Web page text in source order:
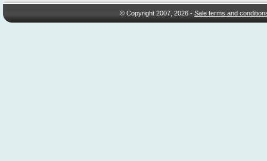
© Copyright 2007, 2026 -Sale terms and